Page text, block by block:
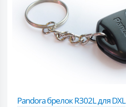
Pandora брелок R302L для DXL